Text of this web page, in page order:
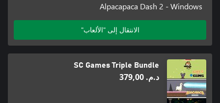
Alpacapaca Dash 2 - Windows
الانتقال إلى "الألعاب"
SC Games Triple Bundle
د.م.‏ 379,00